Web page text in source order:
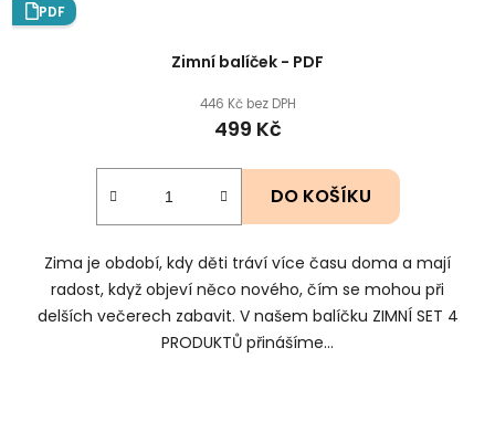
PDF
Zimní balíček - PDF
446 Kč bez DPH
499 Kč
DO KOŠÍKU
Zima je období, kdy děti tráví více času doma a mají
radost, když objeví něco nového, čím se mohou při
delších večerech zabavit. V našem balíčku ZIMNÍ SET 4
PRODUKTŮ přinášíme...